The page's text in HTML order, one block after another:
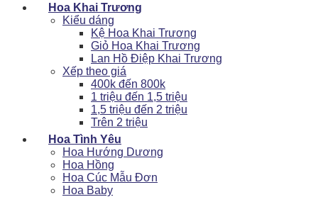
Hoa Khai Trương
Kiểu dáng
Kệ Hoa Khai Trương
Giỏ Hoa Khai Trương
Lan Hồ Điệp Khai Trương
Xếp theo giá
400k đến 800k
1 triệu đến 1,5 triệu
1,5 triệu đến 2 triệu
Trên 2 triệu
Hoa Tình Yêu
Hoa Hướng Dương
Hoa Hồng
Hoa Cúc Mẫu Đơn
Hoa Baby